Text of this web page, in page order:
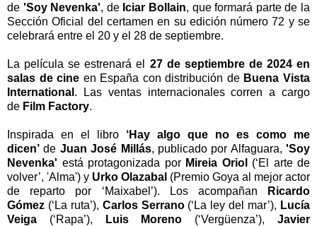
de 'Soy Nevenka', de Iciar Bollain, que formará parte de la
Sección Oficial del certamen en su edición número 72 y se
celebrará entre el 20 y el 28 de septiembre.
La película se estrenará el 27 de septiembre de 2024 en
salas de cine en España con distribución de Buena Vista
International . Las ventas internacionales corren a cargo
de Film Factory.
Inspirada en el libro ‘Hay algo que no es como me
dicen’ de Juan José Millás, publicado por Alfaguara, 'Soy
Nevenka' está protagonizada por Mireia Oriol
(‘El arte de
volver’, 'Alma') y Urko Olazabal (Premio Goya al mejor actor
de reparto por ‘Maixabel’). Los acompañan
Ricardo
Gómez (‘La ruta’), Carlos Serrano(‘La ley del mar’), Lucía
Veiga (‘Rapa’), Luis Moreno (‘Vergüenza’),Javier